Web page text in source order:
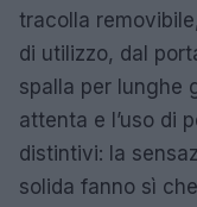
tracolla
di utilizzo, dal
spalla per lunghe
attenta e l’uso di
distintivi: la
solida fanno sì